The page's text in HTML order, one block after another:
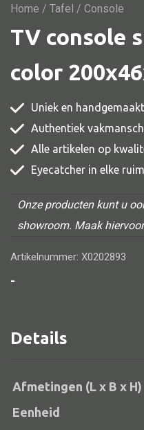
Vitrine
TV meubel
Comode
Alle stoelen
Eetkamer stoel
Fautteuil
Barstoel
Kinderstoel
Kruk
Home / Tafel / Console
TV console
color
Uniek en handgemaakt
Authentiek
Alle artikelen op
Eyecatcher in elke
Onze producten kunt u
showroom. Maak
Artikelnummer: X0202893
-
Details
Afmetingen (L x B x H)
Eenheid